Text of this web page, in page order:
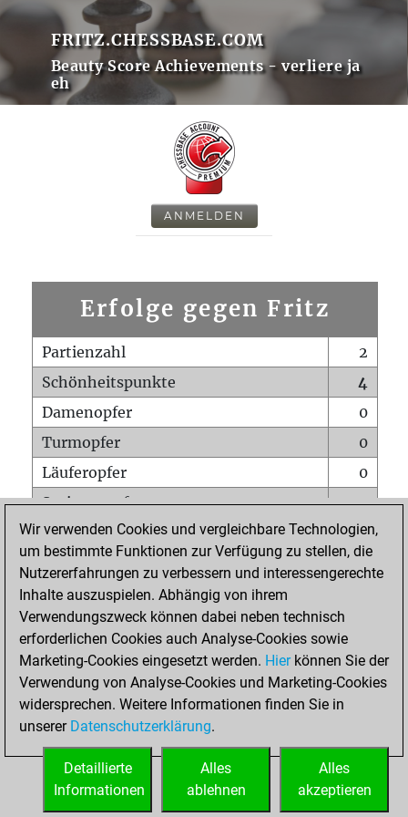
FRITZ.CHESSBASE.COM
Beauty Score Achievements - verliere ja
eh
ANMELDEN
Erfolge gegen Fritz
Partienzahl
2
Schönheitspunkte
4
Damenopfer
0
Turmopfer
0
Läuferopfer
0
Springeropfer
0
Bauernopfer
0
Matt auf vollem Brett
0
Bauer setzt Matt
Erstickte Matts
Unterverwandlungen
0
Türme auf der siebten
0
STARTSEITE
Wir verwenden Cookies und vergleichbare Technologien,
um bestimmte Funktionen zur Verfügung zu stellen, die
Nutzererfahrungen zu verbessern und interessengerechte
Inhalte auszuspielen. Abhängig von ihrem
Verwendungszweck können dabei neben technisch
erforderlichen Cookies auch Analyse-Cookies sowie
Marketing-Cookies eingesetzt werden. Hierkönnen Sie der
Verwendung von Analyse-Cookies und Marketing-Cookies
widersprechen. Weitere Informationen finden Sie in
unserer Datenschutzerklärung.
Alles
akzeptieren
Alles
ablehnen
Detaillierte
Informationen